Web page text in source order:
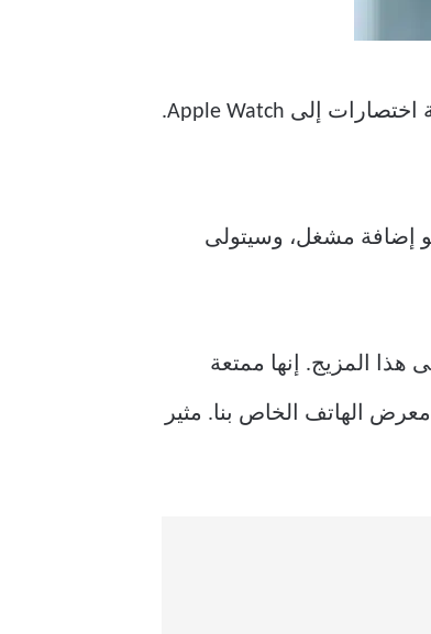
طالما أن لديك بعض الاختصارات في متناول يدك على جهاز iPhone الخاص بك ، يمكنك بسهولة إضافة اختصارات إلى Apple Watch.
هو إضافة مشغل، وسيتولى
هذا المزيج. إنها ممتعة
الهاتف الخاص بنا. مثير